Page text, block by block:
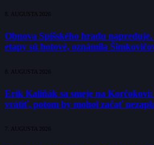
8. AUGUSTA 2026
Obnova Spišského hradu
etapy sú hotové, oznámila
8. AUGUSTA 2026
Erik Kaliňák sa smeje na Korčokovi:
vrátiť, potom by mohol začať
7. AUGUSTA 2026